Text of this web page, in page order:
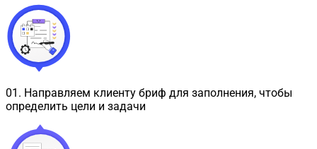
01 . Направляем клиенту бриф для заполнения, чтобы
определить цели и задачи